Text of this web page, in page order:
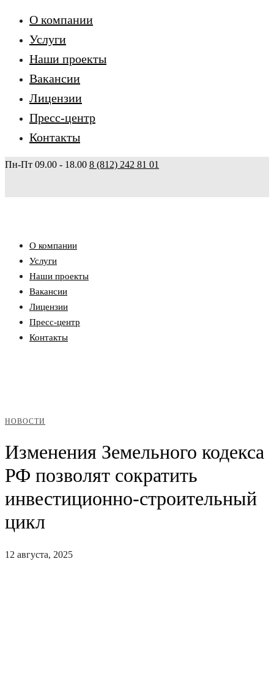
О компании
Услуги
Наши проекты
Вакансии
Лицензии
Пресс-центр
Контакты
Пн-Пт 09.00 - 18.00 8 (812) 242 81 01
О компании
Услуги
Наши проекты
Вакансии
Лицензии
Пресс-центр
Контакты
НОВОСТИ
Изменения Земельного кодекса
РФ позволят сократить
инвестиционно-строительный
цикл
12 августа, 2025